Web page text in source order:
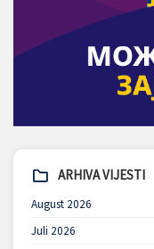
ARHIVA VIJESTI
August 2026
Juli 2026